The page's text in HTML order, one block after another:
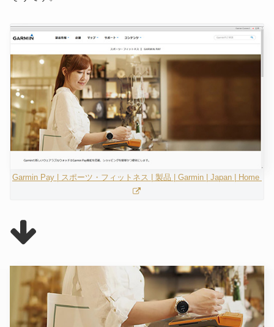
Garmin Pay | スポーツ・フィットネス | 製品 | Garmin | Japan | Home